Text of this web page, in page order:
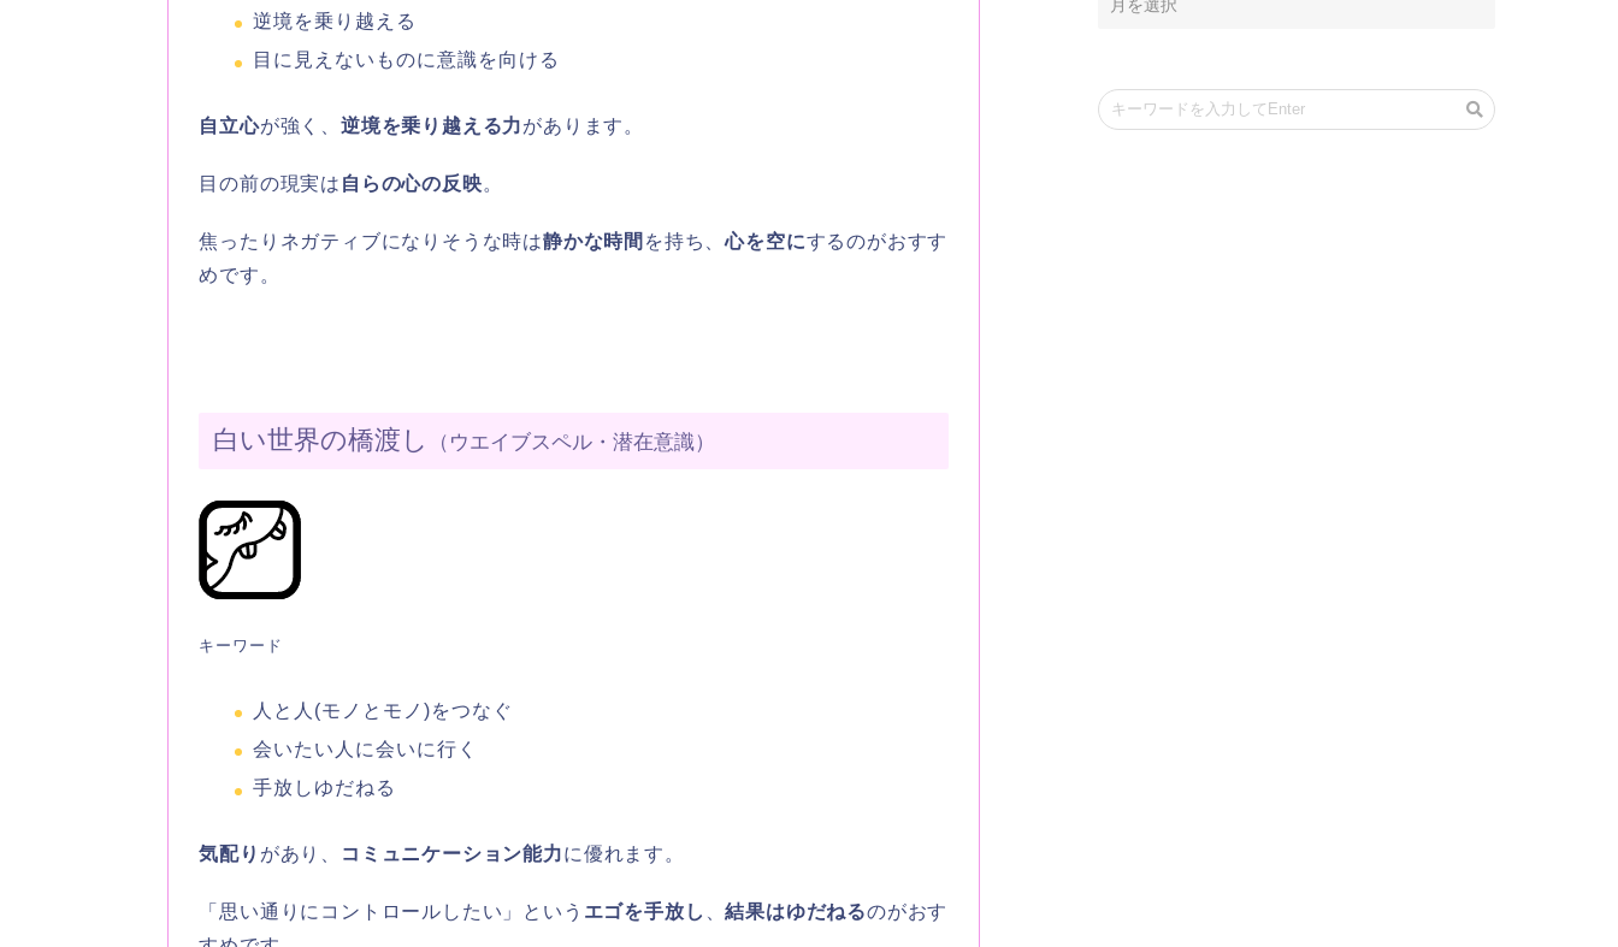
逆境を乗り越える
目に見えないものに意識を向ける
自立心が強く、逆境を乗り越える力があります。
目の前の現実は 自らの心の反映。
焦ったりネガティブになりそうな時は静かな時間 を持ち、心を空にするのがおすす
めです。
白い世界の橋渡し （ウエイブスペル・潜在意識）
キーワード
人と人(モノとモノ)をつなぐ
会いたい人に会いに行く
手放しゆだねる
気配り があり、 コミュニケーション能力に優れます。
「思い通りにコントロールしたい」という エゴを手放し 、結果はゆだねるのがおす